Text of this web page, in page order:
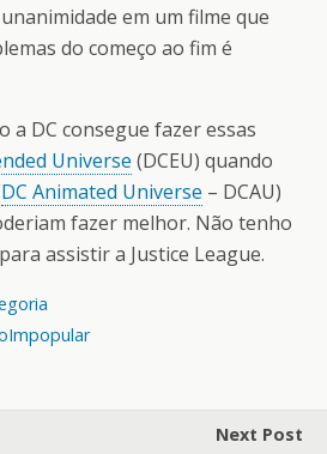
em um filme que
do começo ao fim é
a DC consegue fazer essas
Universe (DCEU) quando
DC Animated Universe – DCAU)
fazer melhor. Não tenho
assistir a Justice League.
Next Post